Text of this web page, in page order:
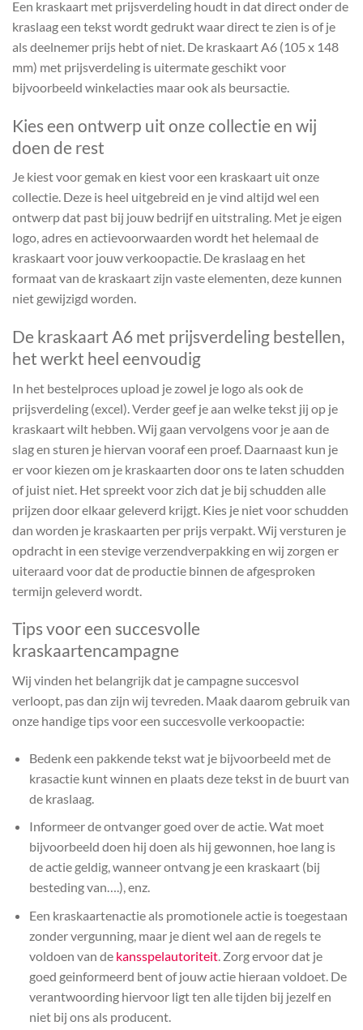
Een kraskaart met prijsverdeling houdt in dat direct onder de
kraslaag een tekst wordt gedrukt waar direct te zien is of je
als deelnemer prijs hebt of niet. De kraskaart A6 (105 x 148
mm) met prijsverdeling is uitermate geschikt voor
bijvoorbeeld winkelacties maar ook als beursactie.
Kies een ontwerp uit onze collectie en wij
doen de rest
Je kiest voor gemak en kiest voor een kraskaart uit onze
collectie. Deze is heel uitgebreid en je vind altijd wel een
ontwerp dat past bij jouw bedrijf en uitstraling. Met je eigen
logo, adres en actievoorwaarden wordt het helemaal de
kraskaart voor jouw verkoopactie. De kraslaag en het
formaat van de kraskaart zijn vaste elementen, deze kunnen
niet gewijzigd worden.
De kraskaart A6 met prijsverdeling bestellen,
het werkt heel eenvoudig
In het bestelproces upload je zowel je logo als ook de
prijsverdeling (excel). Verder geef je aan welke tekst jij op je
kraskaart wilt hebben. Wij gaan vervolgens voor je aan de
slag en sturen je hiervan vooraf een proef. Daarnaast kun je
er voor kiezen om je kraskaarten door ons te laten schudden
of juist niet. Het spreekt voor zich dat je bij schudden alle
prijzen door elkaar geleverd krijgt. Kies je niet voor schudden
dan worden je kraskaarten per prijs verpakt. Wij versturen je
opdracht in een stevige verzendverpakking en wij zorgen er
uiteraard voor dat de productie binnen de afgesproken
termijn geleverd wordt.
Tips voor een succesvolle
kraskaartencampagne
Wij vinden het belangrijk dat je campagne succesvol
verloopt, pas dan zijn wij tevreden. Maak daarom gebruik van
onze handige tips voor een succesvolle verkoopactie:
Bedenk een pakkende tekst wat je bijvoorbeeld met de
krasactie kunt winnen en plaats deze tekst in de buurt van
de kraslaag.
Informeer de ontvanger goed over de actie. Wat moet
bijvoorbeeld doen hij doen als hij gewonnen, hoe lang is
de actie geldig, wanneer ontvang je een kraskaart (bij
besteding van….), enz.
Een kraskaartenactie als promotionele actie is toegestaan
zonder vergunning, maar je dient wel aan de regels te
voldoen van de kansspelautoriteit. Zorg ervoor dat je
goed geinformeerd bent of jouw actie hieraan voldoet. De
verantwoording hiervoor ligt ten alle tijden bij jezelf en
niet bij ons als producent.